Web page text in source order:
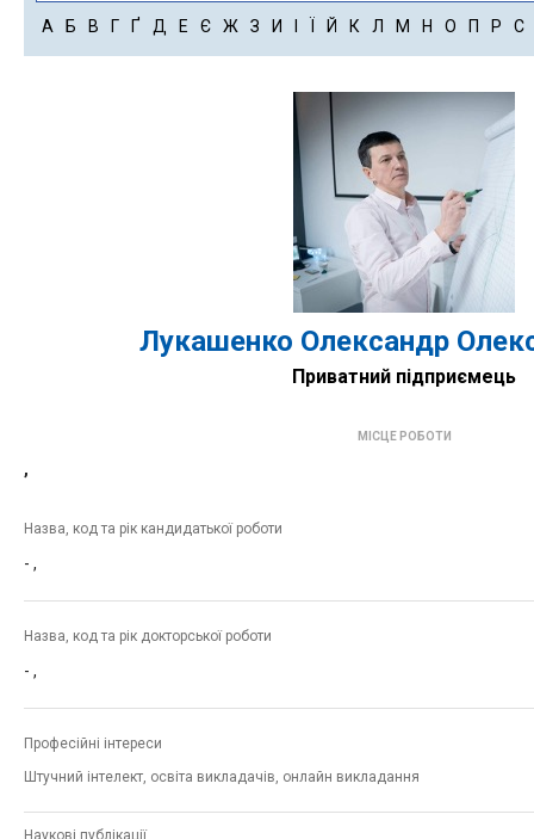
А Б В Г Ґ Д Е Є Ж З И Й К Л М Н О П Р С
Лукашенко Олександр
Приватний підприємець
МІСЦЕ РОБОТИ
,
Назва, код та рік кандидатької роботи
- ,
Назва, код та рік докторської роботи
- ,
Професійні інтереси
Штучний інтелект, освіта викладачів, онлайн викладання
Наукові публікації